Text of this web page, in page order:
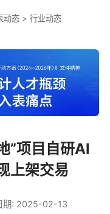
动态> 行业动态
”项目自研AI
上架交易
期: 2025-02-13